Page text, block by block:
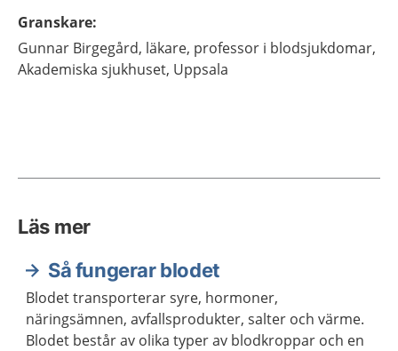
Granskare:
Gunnar Birgegård, läkare, professor i blodsjukdomar,
Akademiska sjukhuset, Uppsala
Läs mer
Så fungerar blodet
Blodet transporterar syre, hormoner,
näringsämnen, avfallsprodukter, salter och värme.
Blodet består av olika typer av blodkroppar och en